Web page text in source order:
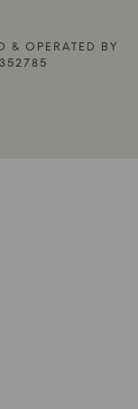
& OPERATED BY